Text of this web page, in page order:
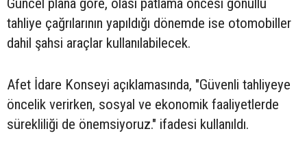
Güncel plana göre, olası patlama öncesi gönüllü
tahliye çağrılarının yapıldığı dönemde ise otomobiller
dahil şahsi araçlar kullanılabilecek.
Afet İdare Konseyi açıklamasında, "Güvenli tahliyeye
öncelik verirken, sosyal ve ekonomik faaliyetlerde
sürekliliği de önemsiyoruz." ifadesi kullanıldı.